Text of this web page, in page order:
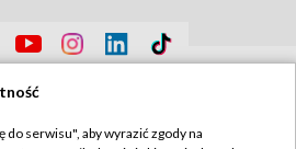
serwisu", aby wyrazić zgody na